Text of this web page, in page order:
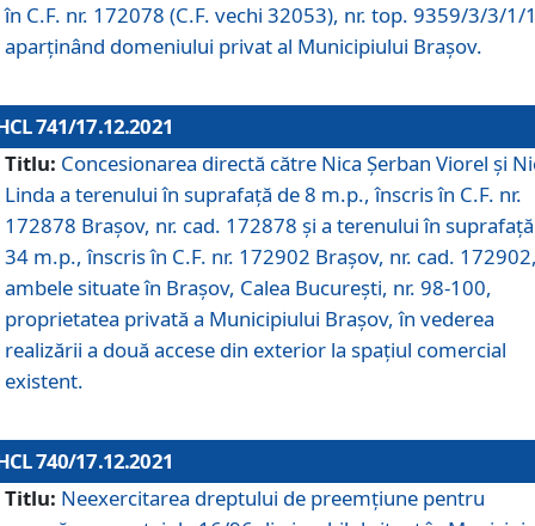
în C.F. nr. 172078 (C.F. vechi 32053), nr. top. 9359/3/3/1/
aparținând domeniului privat al Municipiului Brașov.
741/17.12.2021
Titlu: Concesionarea directă către Nica Șerban Viorel și
Linda a terenului în suprafață de 8 m.p., înscris în C.F. nr.
172878 Brașov, nr. cad. 172878 și a terenului în
34 m.p., înscris în C.F. nr. 172902 Brașov, nr. cad.
ambele situate în Brașov, Calea București, nr. 98-100,
proprietatea privată a Municipiului Brașov, în vederea
realizării a două accese din exterior la spațiul comercial
existent.
740/17.12.2021
Titlu: Neexercitarea dreptului de preemţiune pentru